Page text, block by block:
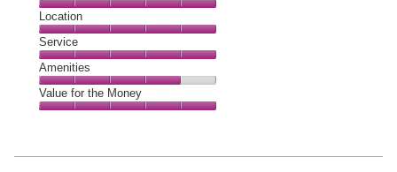
5
out
of
5
Dining,
5
out
of
5
Location
Location,
5
out
of
5
Service
Service,
5
out
Amenities
Amenities,
4
5
Value for the Money